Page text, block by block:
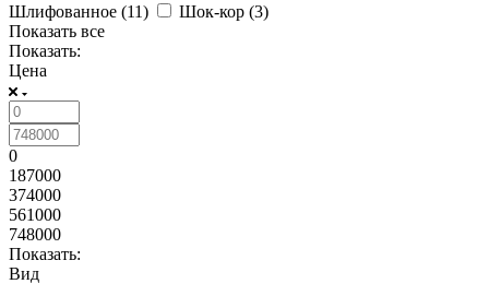
Шлифованное (11) Шок-кор (3)
Показать все
Показать:
Цена
0
187000
374000
561000
748000
Показать:
Вид